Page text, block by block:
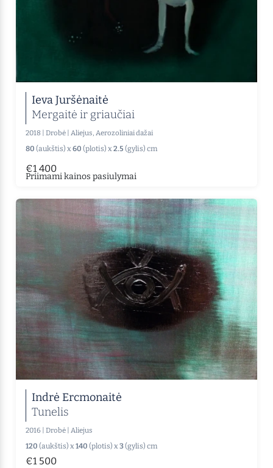
Ieva Juršėnaitė
Mergaitė ir griaučiai
2018 Drobė Aliejus, Aerozoliniai dažai
80 (aukštis) x60 (plotis) x2.5 (gylis) cm
€1 400
Priimami kainos pasiulymai
Indrė Ercmonaitė
Tunelis
2016 Drobė Aliejus
120 (aukštis) x140 (plotis) x3(gylis) cm
€1 500